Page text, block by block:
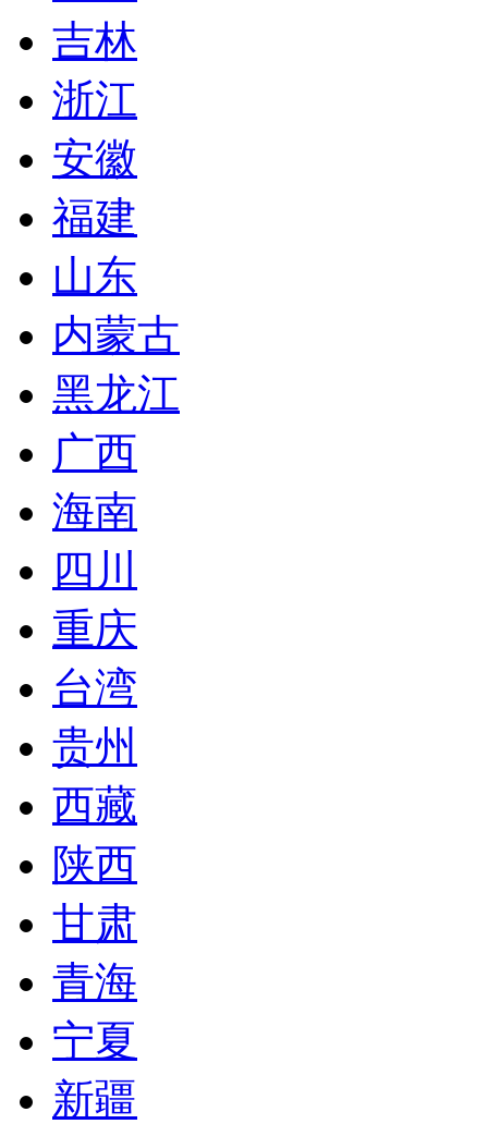
吉林
浙江
安徽
福建
山东
内蒙古
黑龙江
广西
海南
四川
重庆
台湾
贵州
西藏
陕西
甘肃
青海
宁夏
新疆